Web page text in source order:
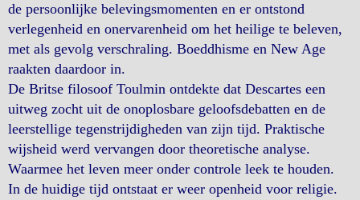
de persoonlijke belevingsmomenten en er ontstond
verlegenheid en onervarenheid om het heilige te beleven,
met als gevolg verschraling. Boeddhisme en New Age
raakten daardoor in.
De Britse filosoof Toulmin ontdekte dat Descartes een
uitweg zocht uit de onoplosbare geloofsdebatten en de
leerstellige tegenstrijdigheden van zijn tijd. Praktische
wijsheid werd vervangen door theoretische analyse.
Waarmee het leven meer onder controle leek te houden.
In de huidige tijd ontstaat er weer openheid voor religie.